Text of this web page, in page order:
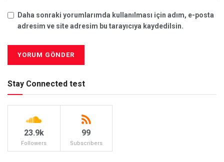
Daha sonraki yorumlarımda kullanılması için adım, e-posta
adresim ve site adresim bu tarayıcıya kaydedilsin.
Stay Connected test
23.9k
Followers
99
Subscribers